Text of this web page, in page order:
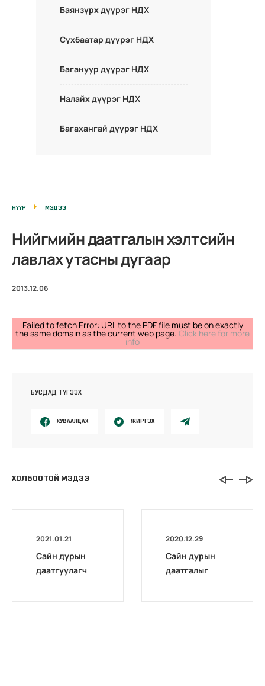
Баянзүрх дүүрэг НДХ
Сүхбаатар дүүрэг НДХ
Багануур дүүрэг НДХ
Налайх дүүрэг НДХ
Багахангай дүүрэг НДХ
НҮҮР МЭДЭЭ
Нийгмийн даатгалын хэлтсийн
лавлах утасны дугаар
2013.12.06
Failed to fetch Error: URL to the PDF file must be on exactly
the same domain as the current web page. Click here for more
info
БУСДАД ТҮГЭЭХ
ХУВААЛЦАХ ЖИРГЭХ
ХОЛБООТОЙ МЭДЭЭ
2021.01.21
Сайн дурын
даатгуулагч
2020.12.29
Сайн дурын
даатгалыг